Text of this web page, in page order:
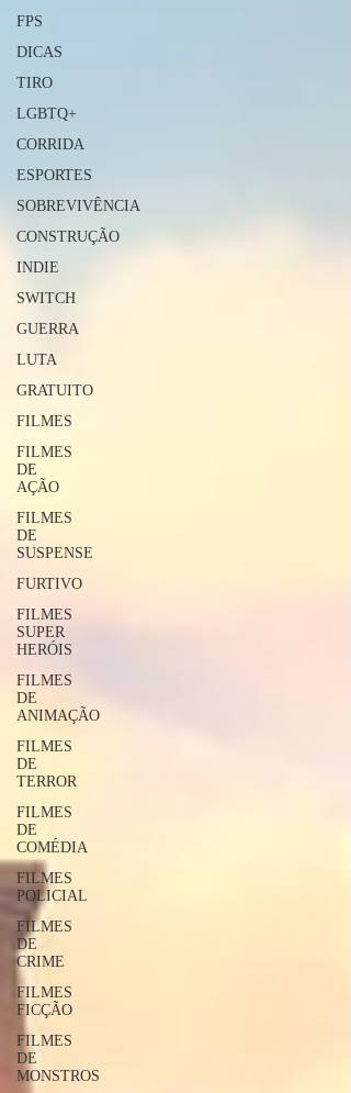
FPS
DICAS
TIRO
LGBTQ+
CORRIDA
ESPORTES
SOBREVIVÊNCIA
CONSTRUÇÃO
INDIE
SWITCH
GUERRA
LUTA
GRATUITO
FILMES
FILMES
DE
AÇÃO
FILMES
DE
SUSPENSE
FURTIVO
FILMES
SUPER
HERÓIS
FILMES
DE
ANIMAÇÃO
FILMES
DE
TERROR
FILMES
DE
COMÉDIA
FILMES
POLICIAL
FILMES
DE
CRIME
FILMES
FICÇÃO
FILMES
DE
MONSTROS